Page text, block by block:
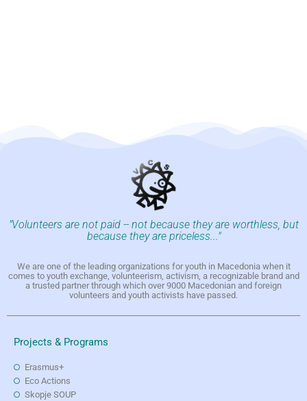
"Volunteers are not paid -- not because they are worthless, but
because they are priceless..."
We are one of the leading organizations for youth in Macedonia when it
comes to youth exchange, volunteerism, activism, a recognizable brand and
a trusted partner through which over 9000 Macedonian and foreign
volunteers and youth activists have passed.
Projects & Programs
Erasmus+
Eco Actions
Skopje SOUP